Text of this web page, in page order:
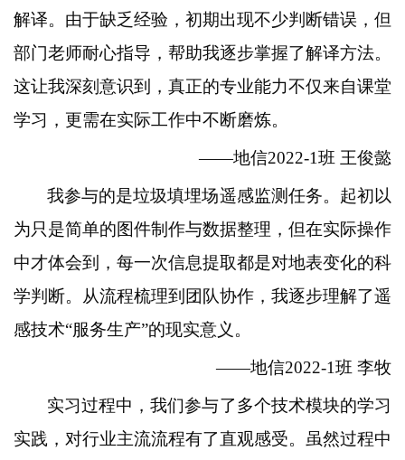
解译。由于缺乏经验，初期出现不少判断错误，但
部门老师耐心指导，帮助我逐步掌握了解译方法。
这让我深刻意识到，真正的专业能力不仅来自课堂
学习，更需在实际工作中不断磨炼。
——地信2022-1班 王俊懿
我参与的是垃圾填埋场遥感监测任务。起初以
为只是简单的图件制作与数据整理，但在实际操作
中才体会到，每一次信息提取都是对地表变化的科
学判断。从流程梳理到团队协作，我逐步理解了遥
感技术“服务生产”的现实意义。
——地信2022-1班 李牧
实习过程中，我们参与了多个技术模块的学习
实践，对行业主流流程有了直观感受。虽然过程中